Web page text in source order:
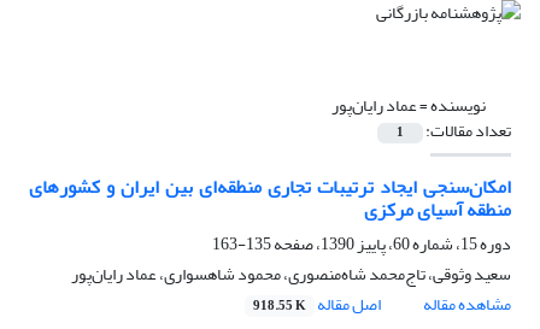
نویسنده =عماد رایان‌پور
تعداد مقالات: 1
امکان‌سنجی ایجاد ترتیبات تجاری منطقه‌ای بین ایران و کشورهای
منطقه آسیای مرکزی
دوره 15، شماره 60، پاییز 1390، صفحه
135-163
سعید وثوقی، تاج‌محمد شاه‌منصوری، محمود شاهسواری، عماد رایان‌پور
مشاهده مقاله
اصل مقاله 918.55 K